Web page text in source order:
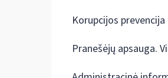
Korupcijos prevencija
Pranešėjų apsauga.